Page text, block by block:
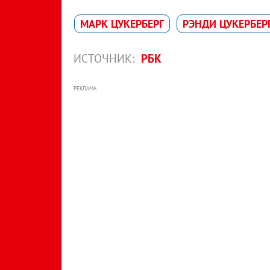
МАРК ЦУКЕРБЕРГ РЭНДИ
ИСТОЧНИК: РБК
РЕКЛАМА